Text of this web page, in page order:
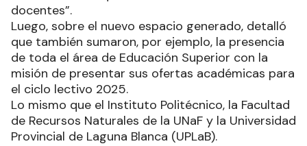
docentes”.
Luego, sobre el nuevo espacio generado, detalló
que también sumaron, por ejemplo, la presencia
de toda el área de Educación Superior con la
misión de presentar sus ofertas académicas para
el ciclo lectivo 2025.
Lo mismo que el Instituto Politécnico, la Facultad
de Recursos Naturales de la UNaF y la Universidad
Provincial de Laguna Blanca (UPLaB).